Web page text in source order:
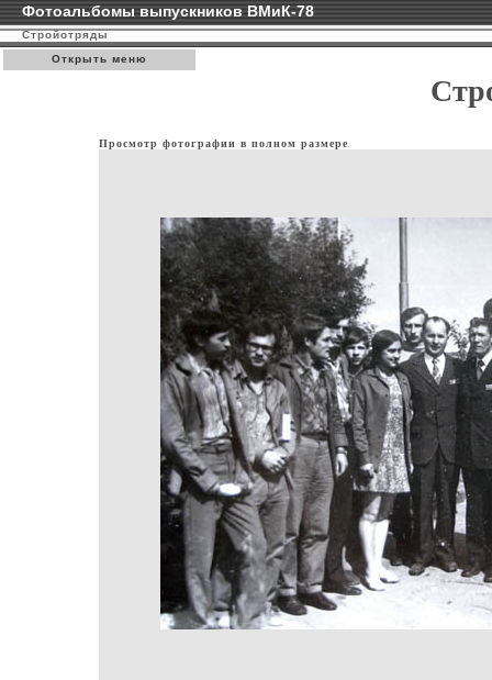
Фотоальбомы выпускников ВМиК-78
Стройотряды
Открыть меню
Просмотр фотографии в полном размере